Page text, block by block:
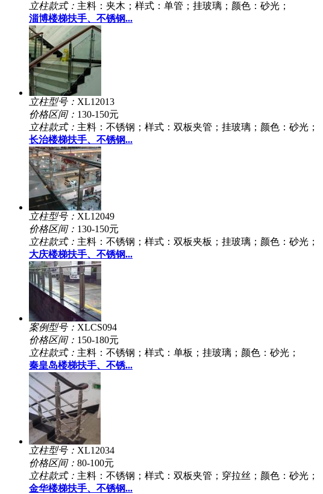
立柱款式： 主料：夹木；样式：单管；挂玻璃；颜色：砂光；
淄博楼梯扶手、不锈钢...
立柱型号： XL12013
价格区间： 130-150元
立柱款式： 主料：不锈钢；样式：双板夹管；挂玻璃；颜色：砂光；
长治楼梯扶手、不锈钢...
立柱型号： XL12049
价格区间： 130-150元
立柱款式： 主料：不锈钢；样式：双板夹板；挂玻璃；颜色：砂光；
大庆楼梯扶手、不锈钢...
案例型号： XLCS094
价格区间： 150-180元
立柱款式： 主料：不锈钢；样式：单板；挂玻璃；颜色：砂光；
秦皇岛楼梯扶手、不锈...
立柱型号： XL12034
价格区间： 80-100元
立柱款式： 主料：不锈钢；样式：双板夹管；穿拉丝；颜色：砂光；
金华楼梯扶手、不锈钢...